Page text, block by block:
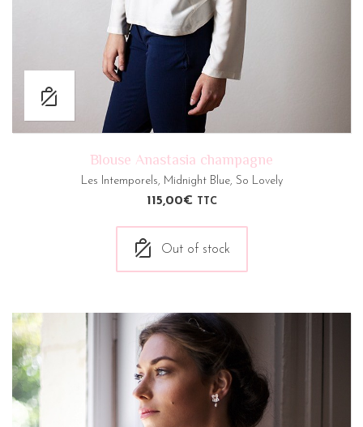
Blouse Anastasia champagne
Les Intemporels, Midnight Blue, So Lovely
115,00€ TTC
Out of stock